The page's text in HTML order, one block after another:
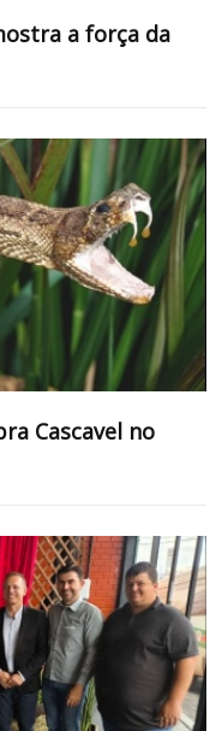
a força da
Cascavel no